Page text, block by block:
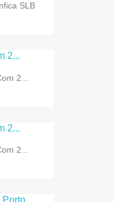
SLB
2...
2...